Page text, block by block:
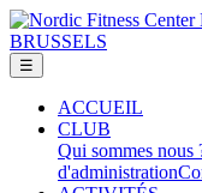
BRUSSELS
ACCUEIL
CLUB
Qui sommes nous
d'administration